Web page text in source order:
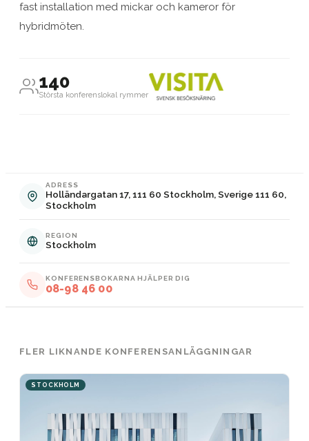
fast installation med mickar och kameror för
hybridmöten.
140
Största konferenslokal rymmer
ADRESS
Holländargatan 17, 111 60 Stockholm, Sverige 111 60,
Stockholm
REGION
Stockholm
KONFERENSBOKARNA HJÄLPER DIG
08-98 46 00
FLER LIKNANDE KONFERENSANLÄGGNINGAR
STOCKHOLM